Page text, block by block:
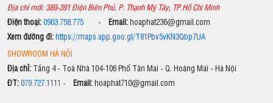
Địa chỉ mới: 389-391 Điện Biên Phủ, P. Thạnh Mỹ Tây, TP.Hồ Chí Minh
Điện thoại:0903.758.775- Email:hoaphat236@gmail.com
Xem đường đi:https://maps.app.goo.gl/T81Pbv5vKN3Qbp7UA
SHOWROOM HÀ NỘI
Địa chỉ:Tầng 4 - Toà Nhà 104-106 Phố Tân Mai - Q. Hoàng Mai - Hà Nội
ĐT:079.727.1111 - Email:hoaphat710@gmail.com